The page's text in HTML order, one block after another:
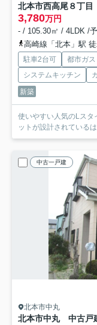
北本市西高尾８丁
3,780万円
- / 105.30㎡ / 4LDK /
高崎線「北本」駅
駐車2台可 都市ガス
システムキッチン
新築
使いやすい人気のLスタ
ットが設計されている
中古一戸建
北本市中丸
北本市中丸 中古戸